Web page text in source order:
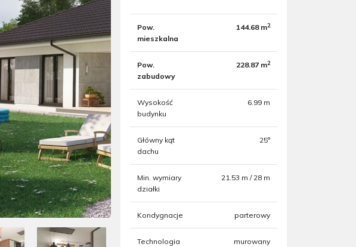
Pow.
mieszkalna
144.68 m2
Pow.
zabudowy
228.87 m2
Wysokość
budynku
6.99 m
Główny kąt
dachu
25°
Min. wymiary
działki
21.53 m / 28 m
Kondygnacje parterowy
Technologia murowany